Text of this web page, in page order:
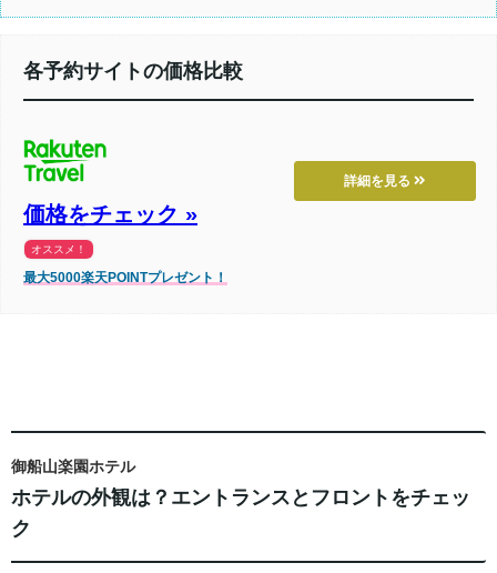
各予約サイトの価格比較
詳細を見る
価格をチェック »
オススメ！
最大5000楽天POINTプレゼント！
御船山楽園ホテル
ホテルの外観は？エントランスとフロントをチェッ
ク